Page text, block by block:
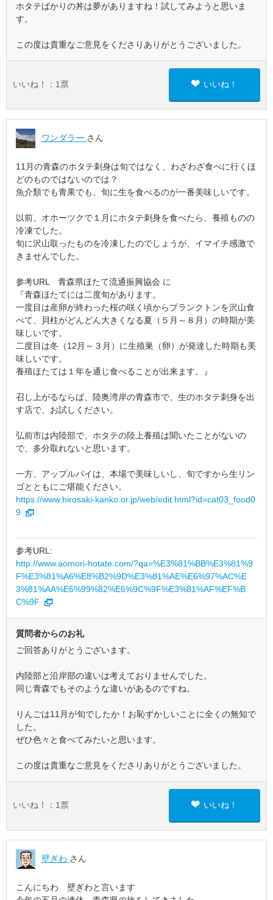
ホタテばかりの丼は夢がありますね！試してみようと思いま
す。
この度は貴重なご意見をくださりありがとうございました。
いいね！： 1 票 いいね！
ワンダラー さん
11月の青森のホタテ刺身は旬ではなく、わざわざ食べに行くほ
どのものではないのでは？
魚介類でも青果でも、旬に生を食べるのが一番美味しいです。
以前、オホーツクで１月にホタテ刺身を食べたら、養殖ものの
冷凍でした。
旬に沢山取ったものを冷凍したのでしょうが、イマイチ感激で
きませんでした。
参考URL 青森県ほたて流通振興協会 に
『青森ほたてには二度旬があります。
一度目は産卵が終わった桜の咲く頃からプランクトンを沢山食
べて、貝柱がどんどん大きくなる夏（５月～８月）の時期が美
味しいです。
二度目は冬（12月～３月）に生殖巣（卵）が発達した時期も美
味しいです。
養殖ほたては１年を通じ食べることが出来ます。』
召し上がるならば、陸奥湾岸の青森市で、生のホタテ刺身を出
す店で、お試しください。
弘前市は内陸部で、ホタテの陸上養殖は聞いたことがないの
で、多分取れないと思います。
一方、アップルパイは、本場で美味しいし、旬ですから生リン
ゴとともにご堪能ください。
https://www.hirosaki-kanko.or.jp/web/edit.html?id=cat03_food0
9
参考URL:
http://www.aomori-hotate.com/?qa=%E3%81%BB%E3%81%9
F%E3%81%A6%E8%B2%9D%E3%81%AE%E6%97%AC%E
3%81%AA%E6%99%82%E6%9C%9F%E3%81%AF%EF%B
C%9F
質問者からのお礼
ご回答ありがとうございます。
内陸部と沿岸部の違いは考えておりませんでした。
同じ青森でもそのような違いがあるのですね。
りんごは11月が旬でしたか！お恥ずかしいことに全くの無知で
した。
ぜひ色々と食べてみたいと思います。
この度は貴重なご意見をくださりありがとうございました。
いいね！： 1 票 いいね！
壁ぎわ さん
こんにちわ 壁ぎわと言います